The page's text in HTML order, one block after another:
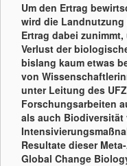
Um den Ertrag
wird die
Ertrag dabei
Verlust der
bislang kaum etwas
von
unter Leitung des
Forschungsarbeiten
als auch Biodiversität
Resultate dieser
Global Change